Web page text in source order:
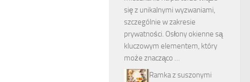
się z unikalnymi wyzwaniami,
szczególnie w zakresie
prywatności. Osłony okienne są
kluczowym elementem, który
może znacząco …
Ramka z suszonymi